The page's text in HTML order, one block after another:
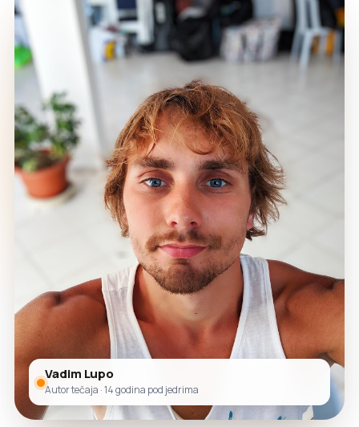
Vadim Lupo
Autor tečaja · 14 godina pod jedrima